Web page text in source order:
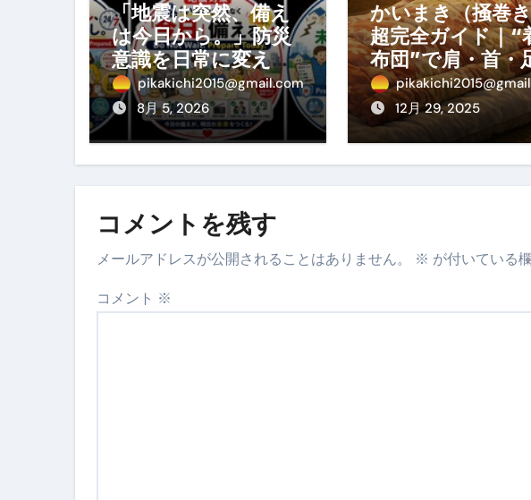
「地震は突然、備え
は今日から。」防災
意識を日常に変える
地震対策ステッカー
pikakichi2015@gmail.com
8月 5, 2026
かいまき（掻巻
超完全ガイド｜“
布団”で肩・首・
の冷えを根こそ
ぐ！素材別おすす
め・選び方・洗い
12月 29, 2025
コメントを残す
メールアドレスが公開されることはありません。 ※ が付いている
コメント ※